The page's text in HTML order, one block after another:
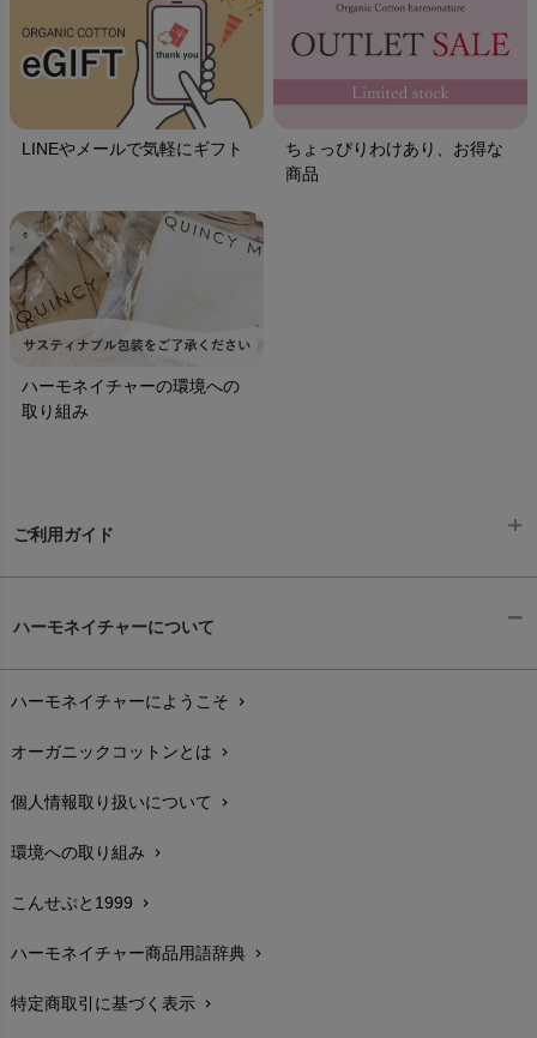
LINEやメールで気軽にギフト
ちょっぴりわけあり、お得な
商品
ハーモネイチャーの環境への
取り組み
ご利用ガイド
配送と送料chevron_right
在庫状況と発送予定chevron_right
サイズ・寸法chevron_right
生地・素材chevron_right
お手入れについて
レビューを書こうchevron_right
返品交換chevron_right
ハーモネイチャーについて
ハーモネイチャーにようこそ chevron_right
オーガニックコットンとは chevron_right
個人情報取り扱いについて chevron_right
環境への取り組み chevron_right
こんせぷと1999 chevron_right
ハーモネイチャー商品用語辞典 chevron_right
特定商取引に基づく表示 chevron_right